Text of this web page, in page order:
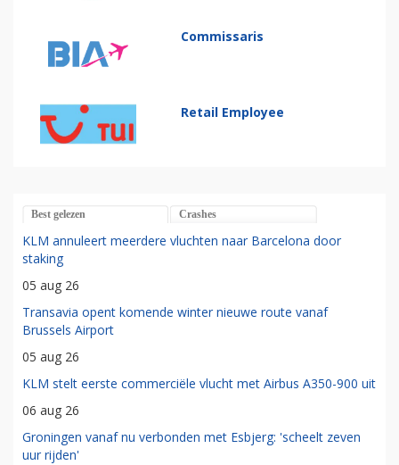
Commissaris
Retail Employee
Best gelezen Crashes
KLM annuleert meerdere vluchten naar Barcelona door
staking
05 aug 26
Transavia opent komende winter nieuwe route vanaf
Brussels Airport
05 aug 26
KLM stelt eerste commerciële vlucht met Airbus A350-900 uit
06 aug 26
Groningen vanaf nu verbonden met Esbjerg: 'scheelt zeven
uur rijden'